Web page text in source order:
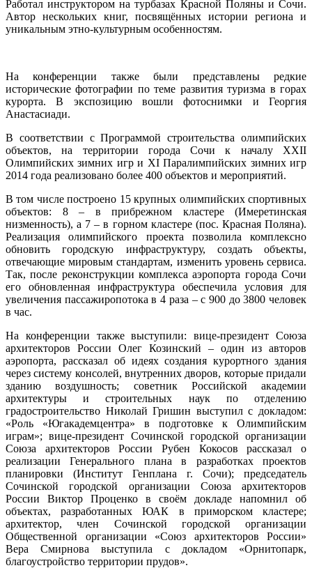
Работал инструктором на турбазах Красной Поляны и Сочи.
Автор нескольких книг, посвящённых истории региона и
уникальным этно-культурным особенностям.
На конференции также были представлены редкие
исторические фотографии по теме развития туризма в горах
курорта. В экспозицию вошли фотоснимки и Георгия
Анастасиади.
В соответствии с Программой строительства олимпийских
объектов, на территории города Сочи к началу XXII
Олимпийских зимних игр и XI Паралимпийских зимних игр
2014 года реализовано более 400 объектов и мероприятий.
В том числе построено 15 крупных олимпийских спортивных
объектов: 8 – в прибрежном кластере (Имеретинская
низменность), а 7 – в горном кластере (пос. Красная Поляна).
Реализация олимпийского проекта позволила комплексно
обновить городскую инфраструктуру, создать объекты,
отвечающие мировым стандартам, изменить уровень сервиса.
Так, после реконструкции комплекса аэропорта города Сочи
его обновленная инфраструктура обеспечила условия для
увеличения пассажиропотока в 4 раза – с 900 до 3800 человек
в час.
На конференции также выступили: вице-президент Союза
архитекторов России Олег Козинский – один из авторов
аэропорта, рассказал об идеях создания курортного здания
через систему консолей, внутренних дворов, которые придали
зданию воздушность; советник Российской академии
архитектуры и строительных наук по отделению
градостроительство Николай Гришин выступил с докладом:
«Роль «Югакадемцентра» в подготовке к Олимпийским
играм»; вице-президент Сочинской городской организации
Союза архитекторов России Рубен Кокосов рассказал о
реализации Генерального плана в разработках проектов
планировки (Институт Генплана г. Сочи); председатель
Сочинской городской организации Союза архитекторов
России Виктор Проценко в своём докладе напомнил об
объектах, разработанных ЮАК в приморском кластере;
архитектор, член Сочинской городской организации
Общественной организации «Союз архитекторов России»
Вера Смирнова выступила с докладом «Орнитопарк,
благоустройство территории прудов».